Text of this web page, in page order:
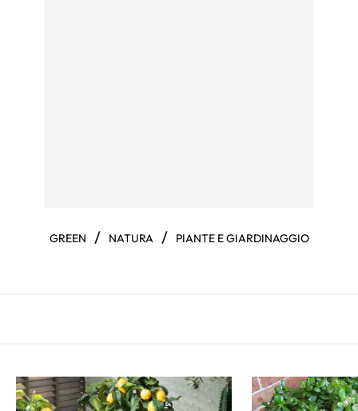
GREEN / NATURA / PIANTE E GIARDINAGGIO